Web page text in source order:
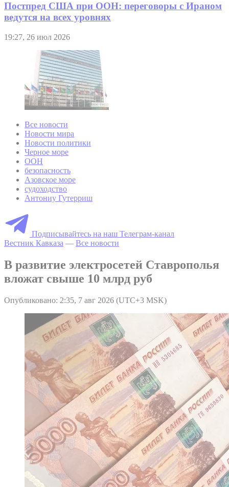
Постпред США при ООН: переговоры с Ираном
ведутся на всех уровнях
19:27, 26 июл 2026
Все новости
Новости мира
Новости политики
Черное море
ООН
безопасность
Азовское море
судоходство
Антониу Гутерриш
Подписывайтесь на наш Телеграм-канал
Вестник Кавказа — Все новости
В развитие электросетей Ставрополья
вложат свыше 10 млрд руб
Опубликовано: 2:35, 7 авг 2026 (UTC+3 MSK)